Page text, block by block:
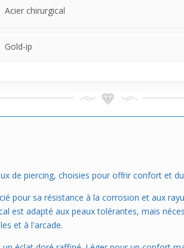
Acier chirurgical
Gold-ip
de piercing, choisies pour offrir confort et
pour sa résistance à la corrosion et aux
est adapté aux peaux tolérantes, mais
et à l'arcade.